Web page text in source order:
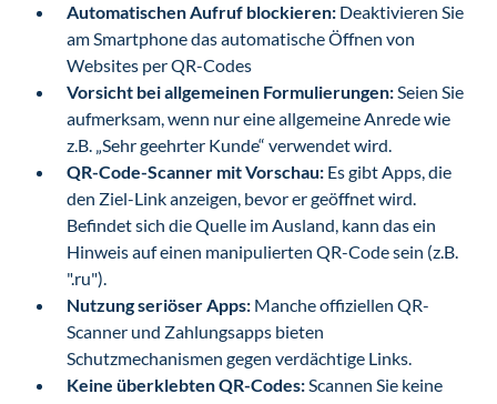
Automatischen Aufruf blockieren: Deaktivieren Sie
am Smartphone das automatische Öffnen von
Websites per QR-Codes
Vorsicht bei allgemeinen Formulierungen:Seien Sie
aufmerksam, wenn nur eine allgemeine Anrede wie
z.B. „Sehr geehrter Kunde“ verwendet wird.
QR-Code-Scanner mit Vorschau: Es gibt Apps, die
den Ziel-Link anzeigen, bevor er geöffnet wird.
Befindet sich die Quelle im Ausland, kann das ein
Hinweis auf einen manipulierten QR-Code sein (z.B.
".ru").
Nutzung seriöser Apps: Manche offiziellen QR-
Scanner und Zahlungsapps bieten
Schutzmechanismen gegen verdächtige Links.
Keine überklebten QR-Codes:Scannen Sie keine